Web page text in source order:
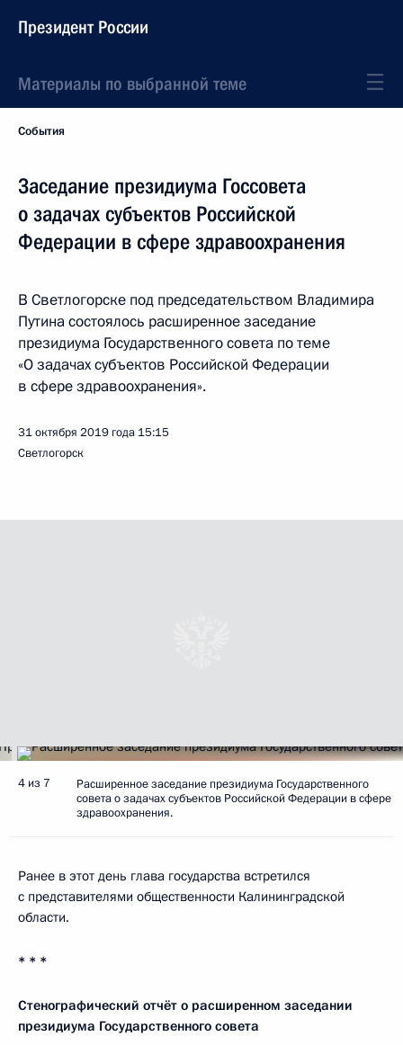
Президент России
Материалы по выбранной теме
События
Заседание президиума Госсовета
о задачах субъектов Российской
Федерации в сфере здравоохранения
В Светлогорске под председательством Владимира
Путина состоялось расширенное заседание
президиума Государственного совета по теме
«О задачах субъектов Российской Федерации
в сфере здравоохранения».
31 октября 2019 года 15:15
Светлогорск
4 из 7
Расширенное заседание президиума Государственного
совета о задачах субъектов Российской Федерации в сфере
здравоохранения.
Ранее в этот день глава государства встретился
с представителями общественности Калининградской
области.
* * *
Стенографический отчёт о расширенном заседании
президиума Государственного совета